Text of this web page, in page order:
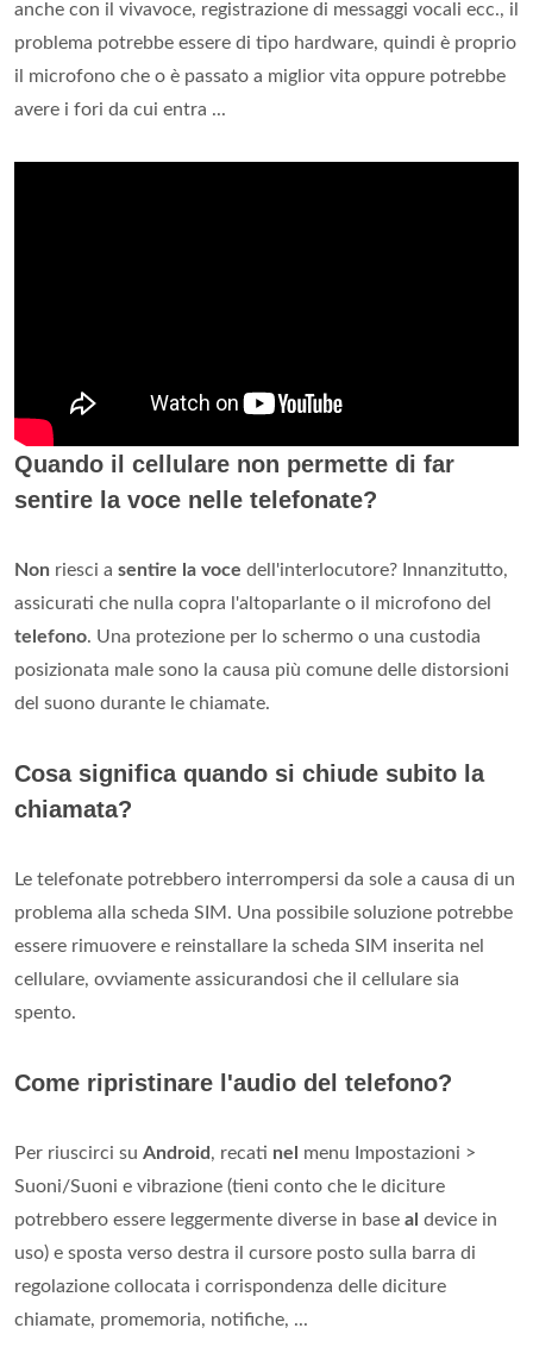
anche con il vivavoce, registrazione di messaggi vocali ecc., il
problema potrebbe essere di tipo hardware, quindi è proprio
il microfono che o è passato a miglior vita oppure potrebbe
avere i fori da cui entra ...
Quando il cellulare non permette di far
sentire la voce nelle telefonate?
Non riesci a sentire la voce dell'interlocutore? Innanzitutto,
assicurati che nulla copra l'altoparlante o il microfono del
telefono. Una protezione per lo schermo o una custodia
posizionata male sono la causa più comune delle distorsioni
del suono durante le chiamate.
Cosa significa quando si chiude subito la
chiamata?
Le telefonate potrebbero interrompersi da sole a causa di un
problema alla scheda SIM. Una possibile soluzione potrebbe
essere rimuovere e reinstallare la scheda SIM inserita nel
cellulare, ovviamente assicurandosi che il cellulare sia
spento.
Come ripristinare l'audio del telefono?
Per riuscirci su Android , recati nel
menu Impostazioni >
Suoni/Suoni e vibrazione (tieni conto che le diciture
potrebbero essere leggermente diverse in base al device in
uso) e sposta verso destra il cursore posto sulla barra di
regolazione collocata i corrispondenza delle diciture
chiamate, promemoria, notifiche, ...